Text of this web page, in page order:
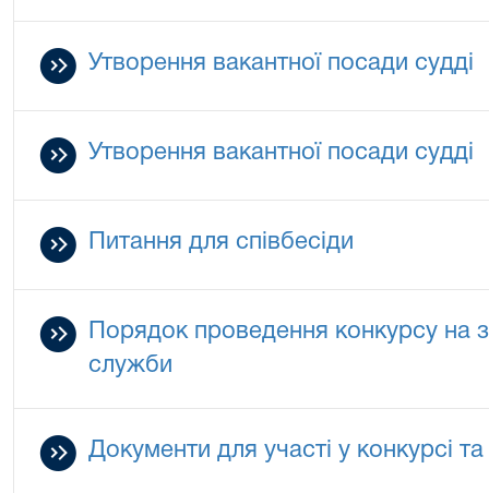
Утворення вакантної посади судді
Утворення вакантної посади судді
Питання для співбесіди
Порядок проведення конкурсу на
служби
Документи для участі у конкурсі